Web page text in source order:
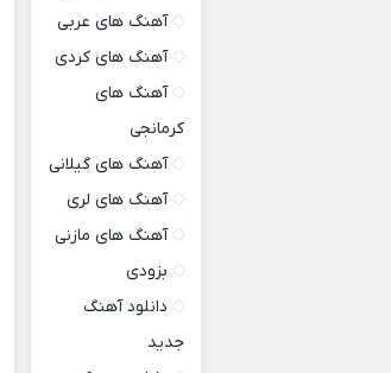
آهنگ های عربی
آهنگ های کردی
آهنگ های
کرمانجی
آهنگ های گیلانی
آهنگ های لری
آهنگ های مازنی
بزودی
دانلود آهنگ
جدید